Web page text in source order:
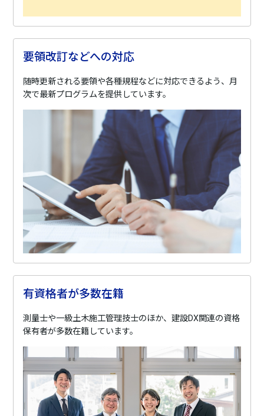
要領改訂などへの対応
随時更新される要領や各種規程などに対応できるよう、月
次で最新プログラムを提供しています。
有資格者が多数在籍
測量士や一級土木施工管理技士のほか、建設DX関連の資格
保有者が多数在籍しています。